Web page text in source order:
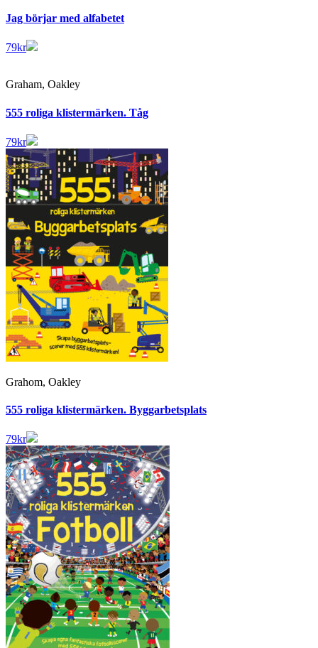
Jag börjar med alfabetet
79kr
Graham, Oakley
555 roliga klistermärken. Tåg
79kr
Grahom, Oakley
555 roliga klistermärken. Byggarbetsplats
79kr